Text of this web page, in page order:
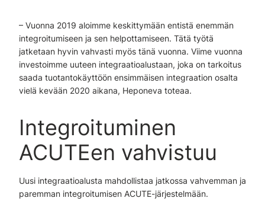
– Vuonna 2019 aloimme keskittymään entistä enemmän
integroitumiseen ja sen helpottamiseen. Tätä työtä
jatketaan hyvin vahvasti myös tänä vuonna. Viime vuonna
investoimme uuteen integraatioalustaan, joka on tarkoitus
saada tuotantokäyttöön ensimmäisen integraation osalta
vielä kevään 2020 aikana, Heponeva toteaa.
Integroituminen
ACUTEen vahvistuu
Uusi integraatioalusta mahdollistaa jatkossa vahvemman ja
paremman integroitumisen ACUTE-järjestelmään.